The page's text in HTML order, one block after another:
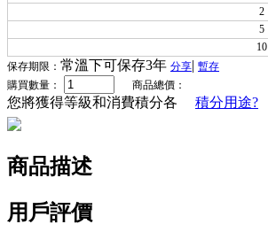
2
5
10
保存期限： 常溫下可保存3年 分享| 暫存
購買數量：
商品總價：
您將獲得等級和消費積分各 積分用途?
商品描述
用戶評價